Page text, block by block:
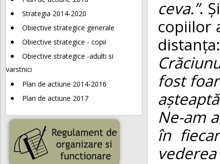
Strategia 2014-2020
Obiective strategice generale
Obiective strategice - copii
Obiective strategice -adulti si
varstnici
Plan de actiune 2014-2016
Plan de actiune 2017
ceva.”.
copiilor
fost
Ne-am
în